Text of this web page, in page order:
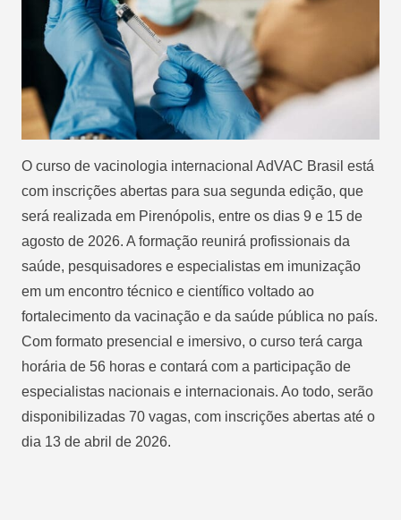
O curso de vacinologia internacional AdVAC Brasil está
com inscrições abertas para sua segunda edição, que
será realizada em Pirenópolis, entre os dias 9 e 15 de
agosto de 2026. A formação reunirá profissionais da
saúde, pesquisadores e especialistas em imunização
em um encontro técnico e científico voltado ao
fortalecimento da vacinação e da saúde pública no país.
Com formato presencial e imersivo, o curso terá carga
horária de 56 horas e contará com a participação de
especialistas nacionais e internacionais. Ao todo, serão
disponibilizadas 70 vagas, com inscrições abertas até o
dia 13 de abril de 2026.